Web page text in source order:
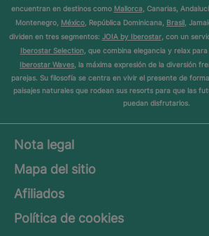
encuentran en destinos como Mallorca, Canarias,
Montenegro, México, República Dominicana, Brasil,
dividen en tres segmentos: JOIA by Iberostar, con un
Iberostar Selection, que combina elegancia y relax
Iberostar Waves, la máxima expresión de la diversión
parejas. Su filosofía se centra en vivir el presente de
paisajes naturales que rodean sus resorts para que las
puedan disfrutarlos.
Nota legal
Mapa del sitio
Afiliados
Política de cookies